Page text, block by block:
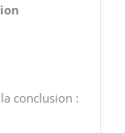
conclusion :